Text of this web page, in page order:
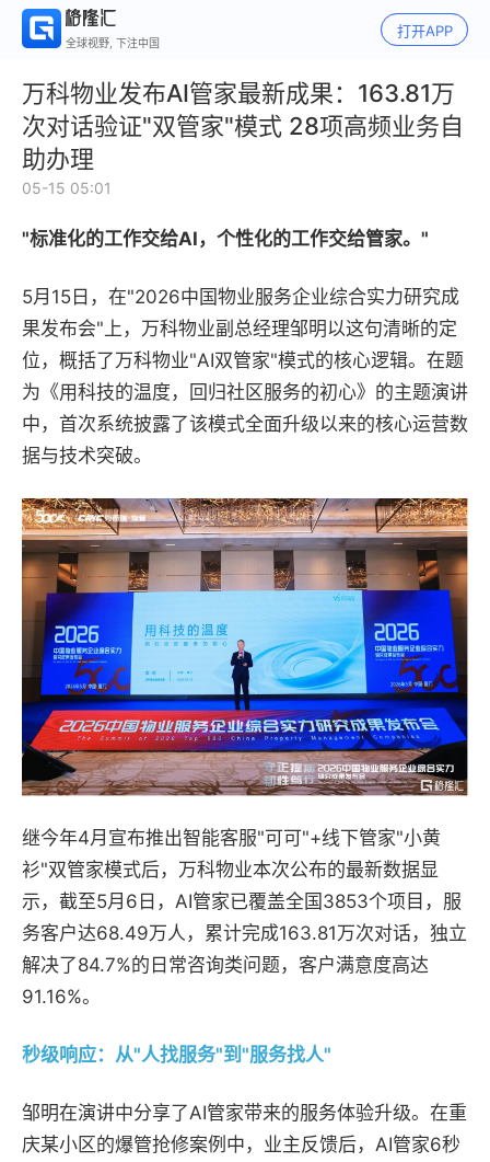
全球视野, 下注中国
打开APP
万科物业发布AI管家最新成果：163.81万
次对话验证"双管家"模式 28项高频业务自
助办理
05-15 05:01
"标准化的工作交给AI，个性化的工作交给管家。"
5月15日，在"2026中国物业服务企业综合实力研究成
果发布会"上，万科物业副总经理邹明以这句清晰的定
位，概括了万科物业"AI双管家"模式的核心逻辑。在题
为《用科技的温度，回归社区服务的初心》的主题演讲
中，首次系统披露了该模式全面升级以来的核心运营数
据与技术突破。
继今年4月宣布推出智能客服"可可"+线下管家"小黄
衫"双管家模式后，万科物业本次公布的最新数据显
示，截至5月6日，AI管家已覆盖全国3853个项目，服
务客户达68.49万人，累计完成163.81万次对话，独立
解决了84.7%的日常咨询类问题，客户满意度高达
91.16%。
秒级响应：从"人找服务"到"服务找人"
邹明在演讲中分享了AI管家带来的服务体验升级。在重
庆某小区的爆管抢修案例中，业主反馈后，AI管家6秒